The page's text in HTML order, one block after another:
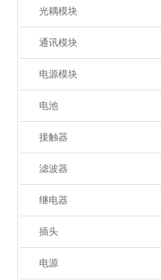
光耦模块
通讯模块
电源模块
电池
接触器
滤波器
继电器
插头
电源